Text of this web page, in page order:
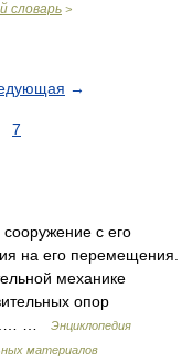
словарь >
→
7
с его
на его перемещения.
механике
опор
…
Энциклопедия
материалов